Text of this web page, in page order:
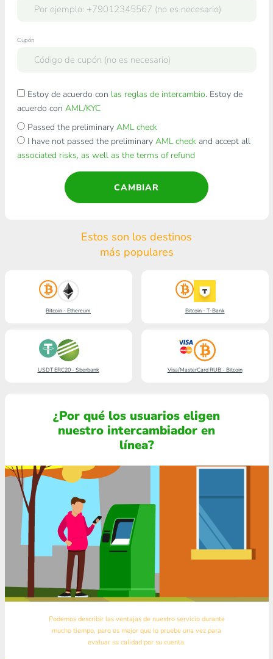
Cupón
Estoy de acuerdo con las reglas de intercambio. Estoy de
acuerdo con AML/KYC
Passed the preliminary AML check
I have not passed the preliminary AML checkand accept all
associated risks, as well as the terms of refund
CAMBIAR
Estos son los destinos
más populares
Bitcoin - Ethereum Bitcoin - T-Bank
USDT ERC20 - Sberbank Visa/MasterCard RUB - Bitcoin
¿Por qué los usuarios eligen
nuestro intercambiador en
línea?
Podemos describir las ventajas de nuestro servicio durante
mucho tiempo, pero es mejor que lo pruebe una vez para
evaluar su calidad por su cuenta.